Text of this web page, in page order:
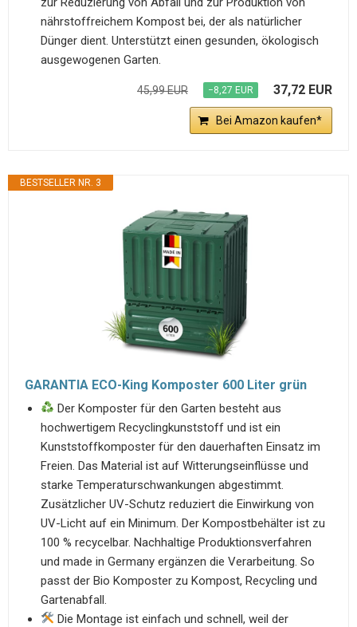
nährstoffreichem Kompost bei, der als natürlicher
Dünger dient. Unterstützt einen gesunden, ökologisch
ausgewogenen Garten.
45,99 EUR −8,27 EUR 37,72 EUR
Bei Amazon kaufen*
BESTSELLER NR. 3
GARANTIA ECO-King Komposter 600 Liter grün
Der Komposter für den Garten besteht aus
hochwertigem Recyclingkunststoff und ist ein
Kunststoffkomposter für den dauerhaften Einsatz im
Freien. Das Material ist auf Witterungseinflüsse und
starke Temperaturschwankungen abgestimmt.
Zusätzlicher UV-Schutz reduziert die Einwirkung von
UV-Licht auf ein Minimum. Der Kompostbehälter ist zu
100 % recycelbar. Nachhaltige Produktionsverfahren
und made in Germany ergänzen die Verarbeitung. So
passt der Bio Komposter zu Kompost, Recycling und
Gartenabfall.
Die Montage ist einfach und schnell, weil der